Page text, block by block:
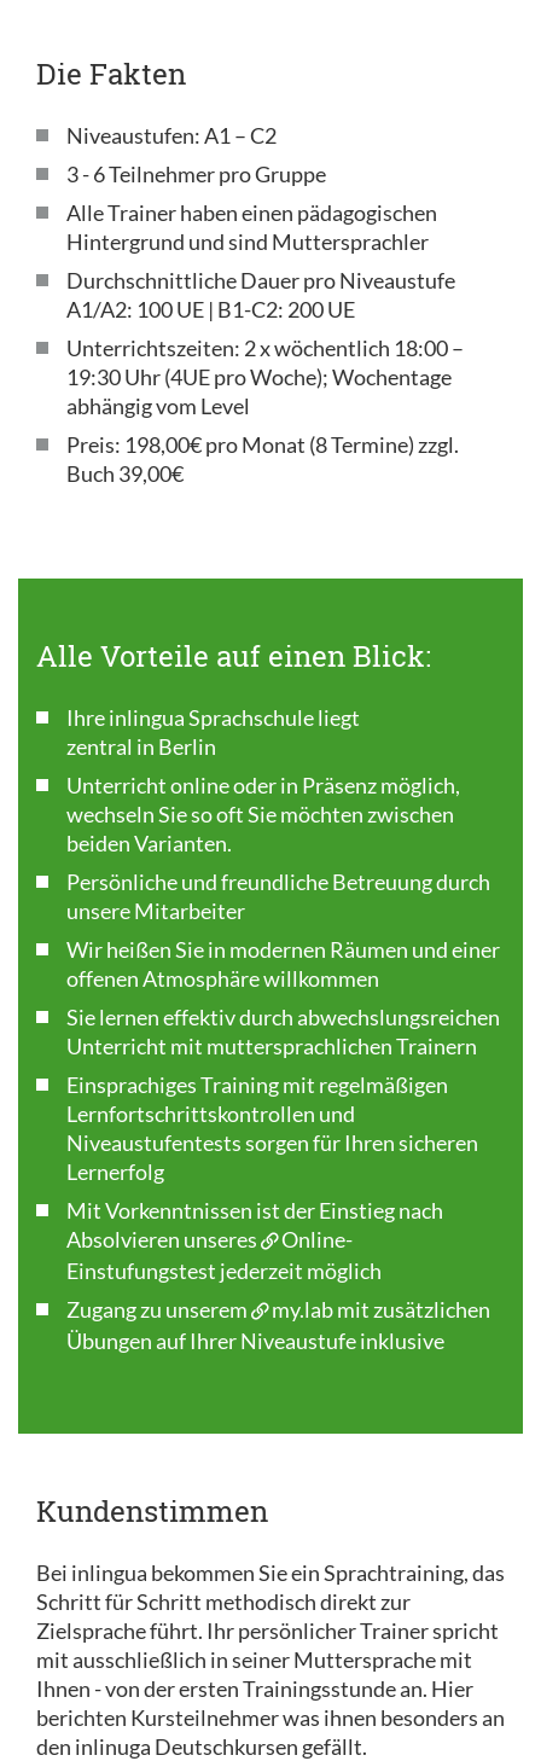
Die Fakten
Niveaustufen: A1 – C2
3 - 6 Teilnehmer pro Gruppe
Alle Trainer haben einen pädagogischen
Hintergrund und sind Muttersprachler
Durchschnittliche Dauer pro Niveaustufe
A1/A2: 100 UE | B1-C2: 200 UE
Unterrichtszeiten: 2 x wöchentlich 18:00 –
19:30 Uhr (4UE pro Woche); Wochentage
abhängig vom Level
Preis: 198,00€ pro Monat (8 Termine) zzgl.
Buch 39,00€
Alle Vorteile auf einen Blick:
Ihre inlingua Sprachschule liegt
zentral in Berlin
Unterricht online oder in Präsenz möglich,
wechseln Sie so oft Sie möchten zwischen
beiden Varianten.
Persönliche und freundliche Betreuung durch
unsere Mitarbeiter
Wir heißen Sie in modernen Räumen und einer
offenen Atmosphäre willkommen
Sie lernen effektiv durch abwechslungsreichen
Unterricht mit muttersprachlichen Trainern
Einsprachiges Training mit regelmäßigen
Lernfortschrittskontrollen und
Niveaustufentests sorgen für Ihren sicheren
Lernerfolg
Mit Vorkenntnissen ist der Einstieg nach
Absolvieren unseres
Online-
Einstufungstest jederzeit möglich
Zugang zu unserem
my.labmit zusätzlichen
Übungen auf Ihrer Niveaustufe inklusive
Kundenstimmen
Bei inlingua bekommen Sie ein Sprachtraining, das
Schritt für Schritt methodisch direkt zur
Zielsprache führt. Ihr persönlicher Trainer spricht
mit ausschließlich in seiner Muttersprache mit
Ihnen - von der ersten Trainingsstunde an. Hier
berichten Kursteilnehmer was ihnen besonders an
den inlinuga Deutschkursen gefällt.